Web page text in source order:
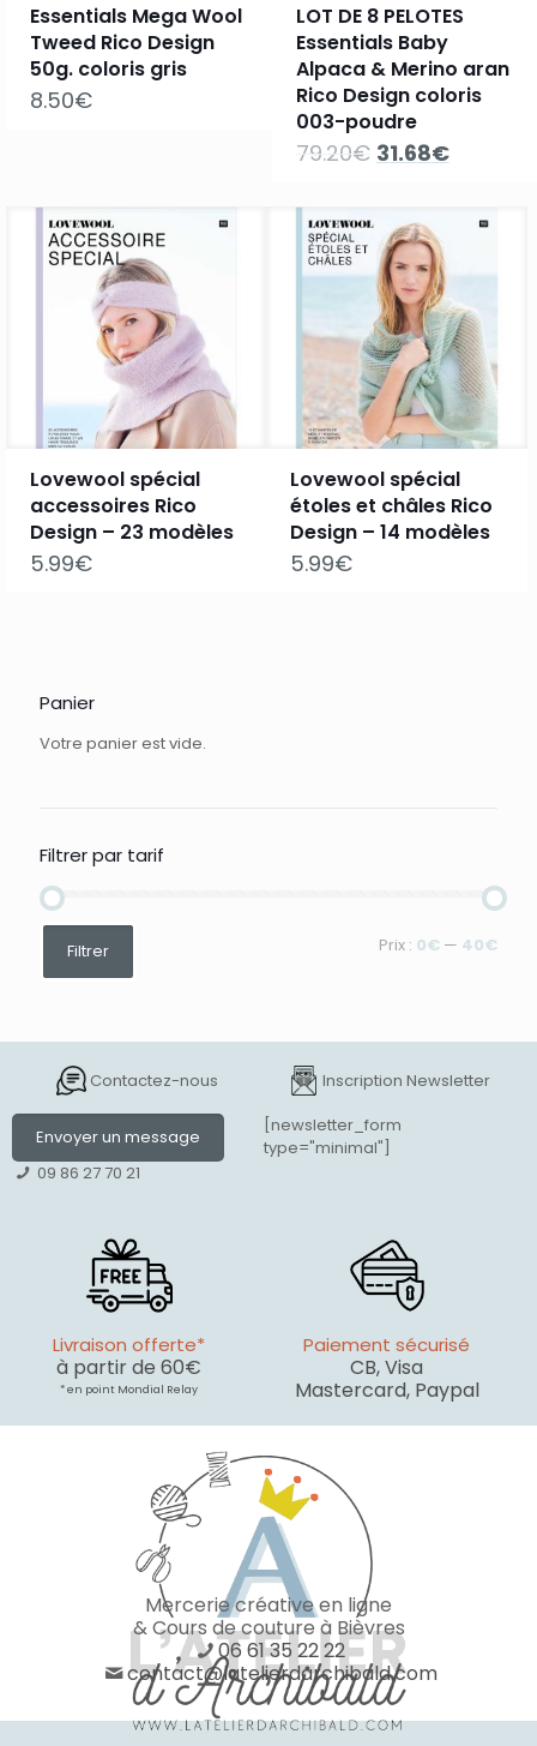
Essentials Mega Wool
Tweed Rico Design
50g. coloris gris
8.50€
LOT DE 8 PELOTES
Essentials Baby
Alpaca & Merino aran
Rico Design coloris
003-poudre
79.20€ Le
était :
79.20€.
31.68€Le
est :
Lovewool spécial
accessoires Rico
Design – 23 modèles
5.99€
Lovewool spécial
étoles et châles Rico
Design – 14 modèles
5.99€
Panier
Votre panier est vide.
Filtrer par tarif
Prix
min
Prix
maxFiltrer Prix : 0€ — 40€
Contactez-nous
Envoyer un message
09 86 27 70 21
Inscription Newsletter
[newsletter_form
type="minimal"]
Livraison offerte*
à partir de 60€
* en point Mondial Relay
Paiement sécurisé
CB, Visa
Mastercard, Paypal
Mercerie créative en ligne
& Cours de couture à Bièvres
06 61 35 22 22
contact@latelierdarchibald.com